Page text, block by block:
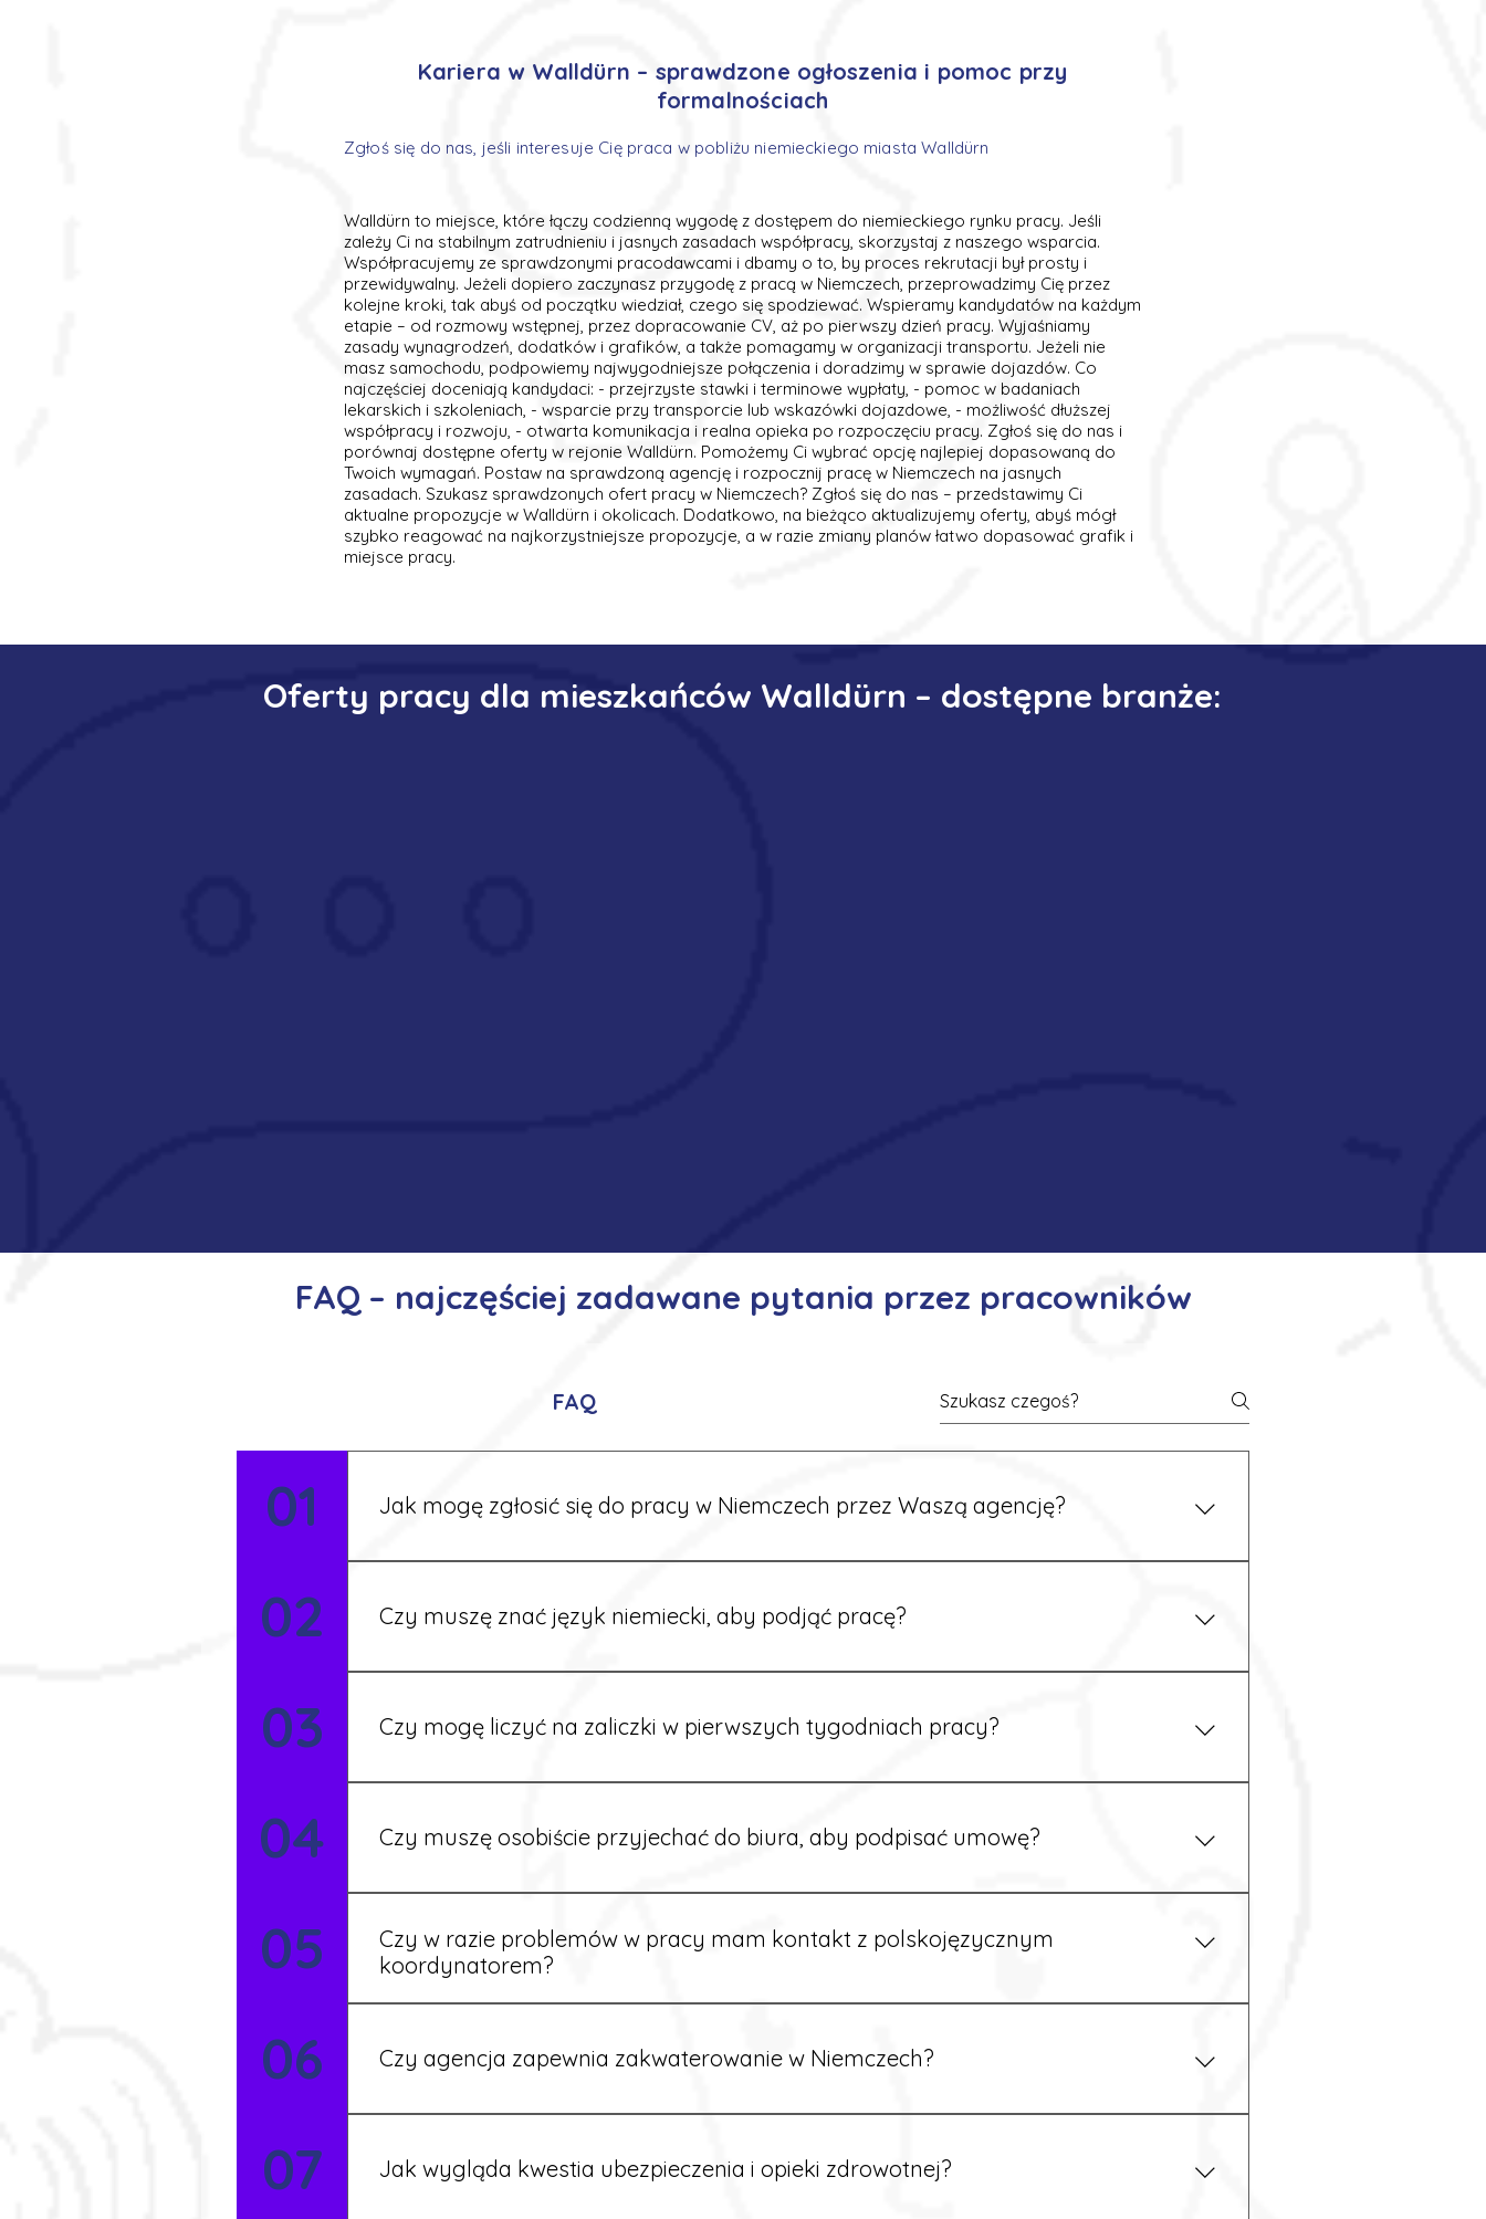
Kariera w Walldürn – sprawdzone ogłoszenia i pomoc przy
formalnościach
Zgłoś się do nas, jeśli interesuje Cię praca w pobliżu niemieckiego miasta Walldürn
Walldürn to miejsce, które łączy codzienną wygodę z dostępem do niemieckiego rynku pracy. Jeśli
zależy Ci na stabilnym zatrudnieniu i jasnych zasadach współpracy, skorzystaj z naszego wsparcia.
Współpracujemy ze sprawdzonymi pracodawcami i dbamy o to, by proces rekrutacji był prosty i
przewidywalny. Jeżeli dopiero zaczynasz przygodę z pracą w Niemczech, przeprowadzimy Cię przez
kolejne kroki, tak abyś od początku wiedział, czego się spodziewać. Wspieramy kandydatów na każdym
etapie – od rozmowy wstępnej, przez dopracowanie CV, aż po pierwszy dzień pracy. Wyjaśniamy
zasady wynagrodzeń, dodatków i grafików, a także pomagamy w organizacji transportu. Jeżeli nie
masz samochodu, podpowiemy najwygodniejsze połączenia i doradzimy w sprawie dojazdów. Co
najczęściej doceniają kandydaci: - przejrzyste stawki i terminowe wypłaty, - pomoc w badaniach
lekarskich i szkoleniach, - wsparcie przy transporcie lub wskazówki dojazdowe, - możliwość dłuższej
współpracy i rozwoju, - otwarta komunikacja i realna opieka po rozpoczęciu pracy. Zgłoś się do nas i
porównaj dostępne oferty w rejonie Walldürn. Pomożemy Ci wybrać opcję najlepiej dopasowaną do
Twoich wymagań. Postaw na sprawdzoną agencję i rozpocznij pracę w Niemczech na jasnych
zasadach. Szukasz sprawdzonych ofert pracy w Niemczech? Zgłoś się do nas – przedstawimy Ci
aktualne propozycje w Walldürn i okolicach. Dodatkowo, na bieżąco aktualizujemy oferty, abyś mógł
szybko reagować na najkorzystniejsze propozycje, a w razie zmiany planów łatwo dopasować grafik i
miejsce pracy.
Oferty pracy dla mieszkańców Walldürn – dostępne branże:
FAQ – najczęściej zadawane pytania przez pracowników
FAQ
01 Jak mogę zgłosić się do pracy w Niemczech przez Waszą agencję?
Możesz wypełnić formularz zgłoszeniowy na naszej stronie lub skontaktować się z nami telefonicznie.
02 Czy muszę znać język niemiecki, aby podjąć pracę?
Nie zawsze – wiele ofert nie wymaga znajomości języka. Jeśli jednak znasz podstawy niemieckiego,
03 Czy mogę liczyć na zaliczki w pierwszych tygodniach pracy?
Tak, w wyjątkowych sytuacjach możesz otrzymać zaliczkę po wcześniejszym uzgodnieniu z
04 Czy muszę osobiście przyjechać do biura, aby podpisać umowę?
Tak, umowy podpisywane są osobiście w naszym biurze. Dzięki temu masz pewność, że wszystkie
formalności są załatwione prawidłowo.
05
Czy w razie problemów w pracy mam kontakt z polskojęzycznym
koordynatorem?
06 Czy agencja zapewnia zakwaterowanie w Niemczech?
Tak, nasi koordynatorzy dbają o zapewnienie miejsca noclegowego w pobliżu zakładu pracy.
07 Jak wygląda kwestia ubezpieczenia i opieki zdrowotnej?